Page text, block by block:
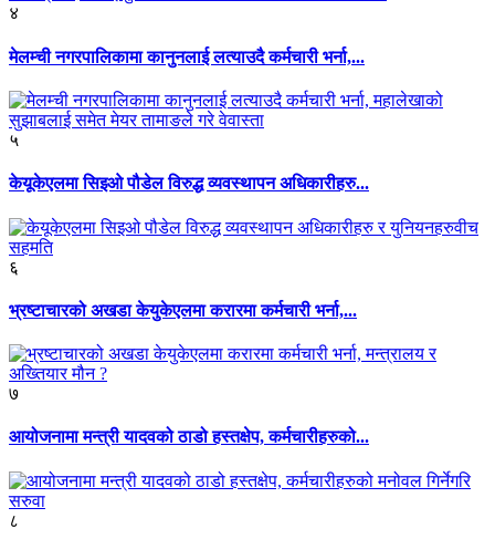
४
मेलम्ची नगरपालिकामा कानुनलाई लत्याउदै कर्मचारी भर्ना,...
५
केयूकेएलमा सिइओ पौडेल विरुद्ध व्यवस्थापन अधिकारीहरु...
६
भ्रष्टाचारको अखडा केयुकेएलमा करारमा कर्मचारी भर्ना,...
७
आयोजनामा मन्त्री यादवको ठाडो हस्तक्षेप, कर्मचारीहरुको...
८